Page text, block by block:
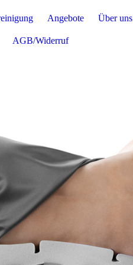
Angebote Über uns
AGB/Widerruf